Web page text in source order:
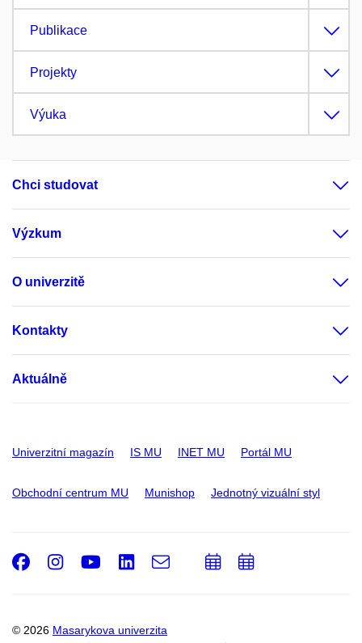
Publikace
Projekty
Výuka
Chci studovat
Výzkum
O univerzitě
Kontakty
Aktuálně
Univerzitní magazín IS MU INET MU Portál MU
Obchodní centrum MU Munishop Jednotný vizuální styl
© 2026 Masarykova univerzita
Facebook
Instagram
Youtube
LinkedIn
e-
PřidatPřidat